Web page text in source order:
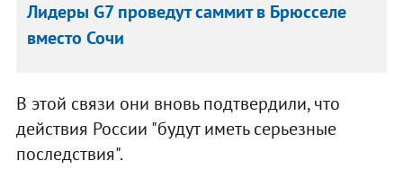
Лидеры G7 проведут саммит в Брюсселе
вместо Сочи
В этой связи они вновь подтвердили, что
действия России "будут иметь серьезные
последствия".